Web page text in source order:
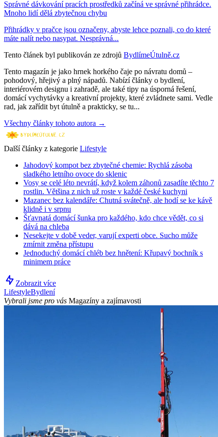
Správné dávkování pracích prostředků začíná ve správné přihrádce.
Mnoho lidí dělá zbytečnou chybu
Přihrádky v pračce jsou označeny, abyste lehce poznali, co do které
máte nalít nebo nasypat. Nesprávná...
Tento článek byl publikován ze zdrojů BydlímeÚtulně.cz
Tento magazín je jako hrnek horkého čaje po návratu domů –
pohodový, hřejivý a plný nápadů. Nabízí články o bydlení,
interiérovém designu i zahradě, ale také tipy na úsporná řešení,
domácí vychytávky a kreativní projekty, které zvládnete sami. Vedle
rad, jak zařídit byt útulně a prakticky, se tu...
Všechny články tohoto autora →
Další články z kategorie Lifestyle
Jahodový kompot bez zbytečné chemie: Rychlá zásoba
sladkého letního ovoce do sklenic
Vosy se celé léto nevrátí, když kolem záhonů zasadíte těchto 7
rostlin. Většina z nich už roste v každé české kuchyni
Mazanec bez kalendáře: Chutná svátečně, ale hodí se ke kávě
klidně i v srpnu
Šťavnatá domácí šunka pro každého, kdo chce vědět, co si
dává na chleba
Nesekejte v době veder, varují experti obce. Sucho může
zmírnit změna přístupu
Jednoduchý domácí chléb bez hnětení: Křupavý bochník s
minimem práce
Zobrazit více
LifestyleBydlení
Vybrali jsme pro vás Magazíny a zajímavosti